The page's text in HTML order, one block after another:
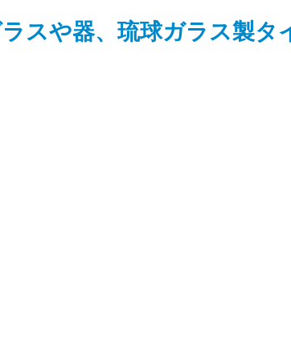
スや器、琉球ガラス製タ